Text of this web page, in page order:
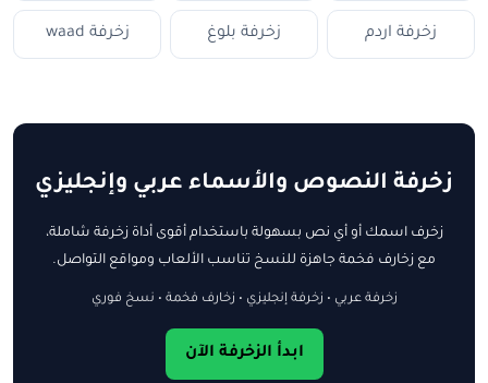
زخرفة اردم زخرفة بلوغ زخرفة waad
زخرفة النصوص والأسماء عربي وإنجليزي
زخرف اسمك أو أي نص بسهولة باستخدام أقوى أداة زخرفة شاملة،
مع زخارف فخمة جاهزة للنسخ تناسب الألعاب ومواقع التواصل.
زخرفة عربي • زخرفة إنجليزي • زخارف فخمة • نسخ فوري
ابدأ الزخرفة الآن